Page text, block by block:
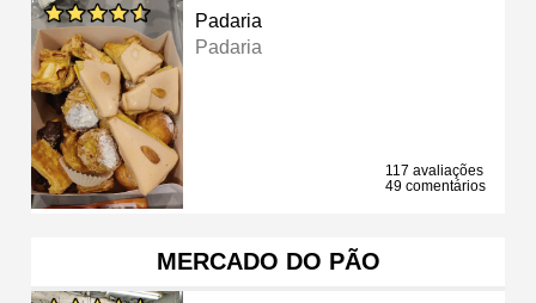
Padaria
Padaria
117 avaliações
49 comentários
MERCADO DO PÃO